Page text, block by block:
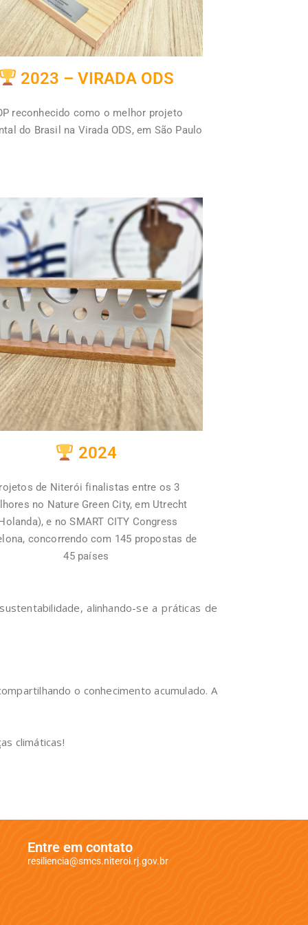
2023 – VIRADA ODS
reconhecido como o melhor projeto
do Brasil na Virada ODS, em São Paulo
2024
de Niterói finalistas entre os 3
no Nature Green City, em Utrecht
e no SMART CITY Congress
concorrendo com 145 propostas de
45 países
alinhando-se a práticas de
o conhecimento acumulado. A
climáticas!
Entre em contato
resiliencia@smcs.niteroi.rj.gov.br